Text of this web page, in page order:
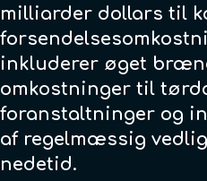
milliarder dollars til
inkluderer øget
omkostninger til
foranstaltninger og
af regelmæssig
nedetid.